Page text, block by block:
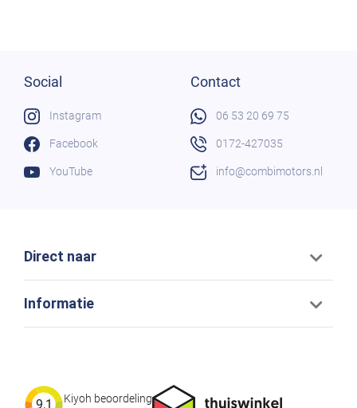
Direct naar
Informatie
9,1 Kiyoh beoordeling
Social
Instagram
Facebook
YouTube
Contact
06 53 20 69 75
0172-427035
info@combimotors.nl